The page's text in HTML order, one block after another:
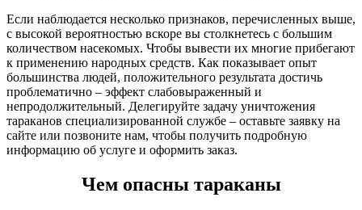
Если наблюдается несколько признаков, перечисленных выше,
с высокой вероятностью вскоре вы столкнетесь с большим
количеством насекомых. Чтобы вывести их многие прибегают
к применению народных средств. Как показывает опыт
большинства людей, положительного результата достичь
проблематично – эффект слабовыраженный и
непродолжительный. Делегируйте задачу уничтожения
тараканов специализированной службе – оставьте заявку на
сайте или позвоните нам, чтобы получить подробную
информацию об услуге и оформить заказ.
Чем опасны тараканы